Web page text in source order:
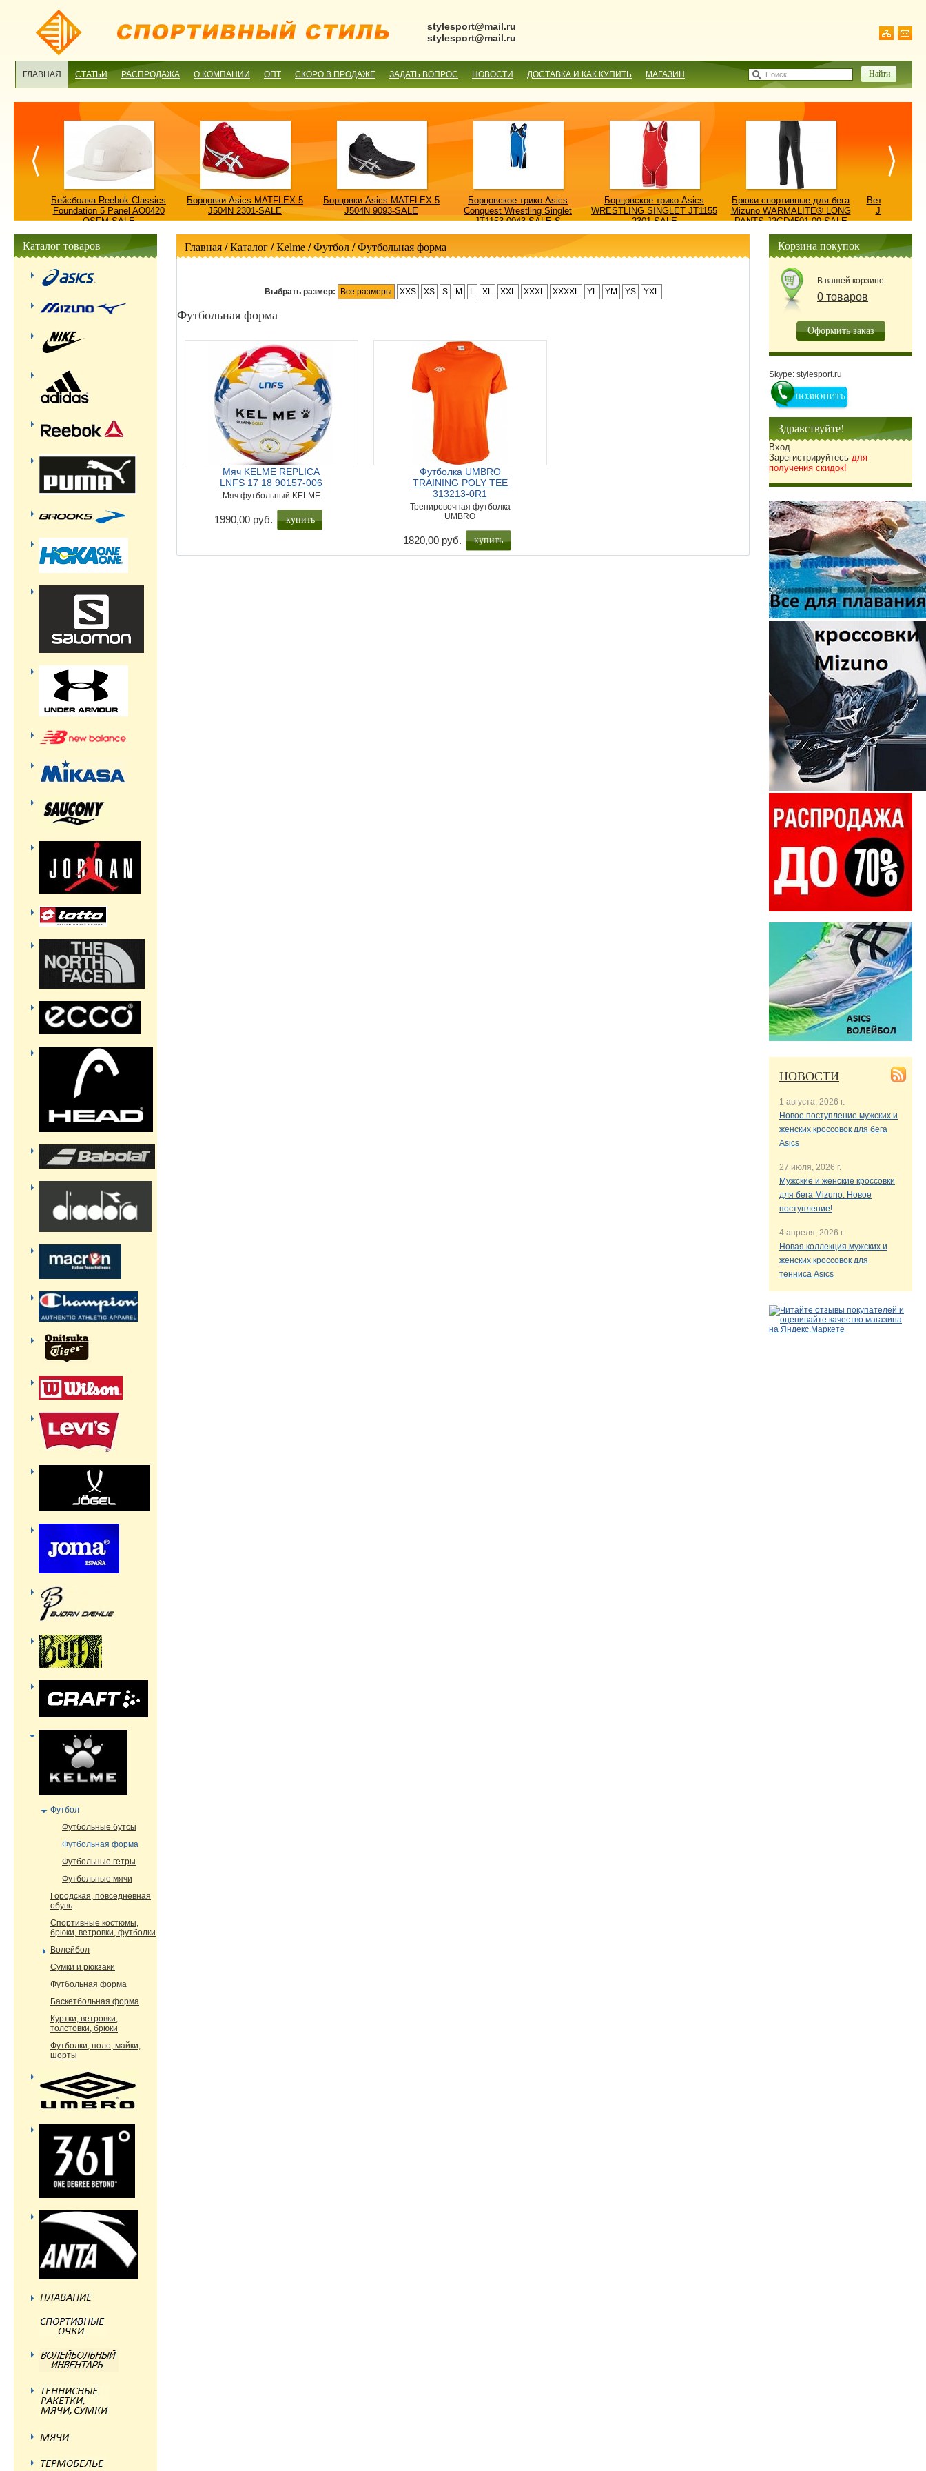
stylesport@mail.ru
stylesport@mail.ru
ГЛАВНАЯ СТАТЬИ РАСПРОДАЖА О КОМПАНИИ ОПТ СКОРО В ПРОДАЖЕ ЗАДАТЬ ВОПРОС НОВОСТИ ДОСТАВКА И КАК КУПИТЬ МАГАЗИН Поиск
Бейсболка Reebok Classics
Foundation 5 Panel AO0420
OSFM-SALE
Борцовки Asics MATFLEX 5
J504N 2301-SALE
Борцовки Asics MATFLEX 5
J504N 9093-SALE
Борцовское трико Asics
Conquest Wrestling Singlet
JT1153 0043-SALE-S
Борцовское трико Asics
WRESTLING SINGLET JT1155
2301-SALE
Брюки спортивные для бега
Mizuno WARMALITE® LONG
PANTS J2GD4501-09-SALE
Ветровка
JACKET/
Главная/ Каталог /Kelme/Футбол/Футбольная форма
Выбрать размер: Все размеры XXS XS S M L XL XXL XXXL XXXXL YL YM YS YXL
Футбольная форма
Мяч KELME REPLICA
LNFS 17 18 90157-006
Мяч футбольный KELME
1990,00 руб.
Футболка UMBRO
TRAINING POLY TEE
313213-0R1
Тренировочная футболка
UMBRO
1820,00 руб. купить
Каталог товаров
Футбол
Футбольные бутсы
Футбольная форма
Футбольные гетры
Футбольные мячи
Городская, повседневная
обувь
Спортивные костюмы,
брюки, ветровки, футболки
Волейбол
Сумки и рюкзаки
Футбольная форма
Баскетбольная форма
Куртки, ветровки,
толстовки, брюки
Футболки, поло, майки,
шорты
Корзина покупок
В вашей корзине
0 товаров
Оформить заказ
Skype: stylesport.ru
Здравствуйте!
Вход
Зарегистрируйтесь для
получения скидок!
НОВОСТИ
1 августа, 2026 г.
Новое поступление мужских и
женских кроссовок для бега
Asics
27 июля, 2026 г.
Мужские и женские кроссовки
для бега Mizuno. Новое
поступление!
4 апреля, 2026 г.
Новая коллекция мужских и
женских кроссовок для
тенниса Asics